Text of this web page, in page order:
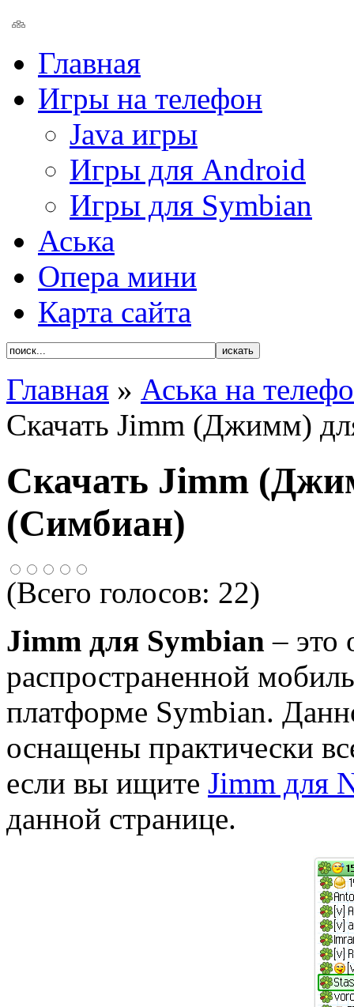
Главная
Игры на телефон
Java игры
Игры для Android
Игры для Symbian
Аська
Опера мини
Карта сайта
Главная » Аська на
Скачать Jimm (Джимм)
Скачать Jimm
(Симбиан)
(Всего голосов: 22)
Jimm для Symbian – это
распространенной
платформе Symbian.
оснащены практически
если вы ищите Jimm для
данной странице.